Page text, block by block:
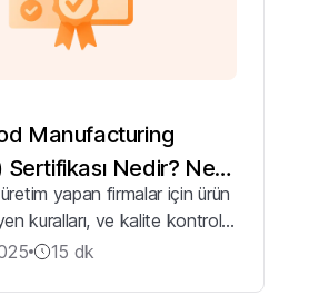
Manufacturing
Sertifikası Nedir? Ne
yapan firmalar için ürün
kuralları, ve kalite kontrol
zamankinden daha önemli
15 dk